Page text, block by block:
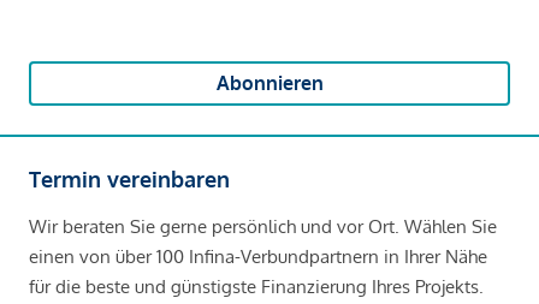
Abonnieren
Termin vereinbaren
Wir beraten Sie gerne persönlich und vor Ort. Wählen Sie
einen von über 100 Infina-Verbundpartnern in Ihrer Nähe
für die beste und günstigste Finanzierung Ihres Projekts.